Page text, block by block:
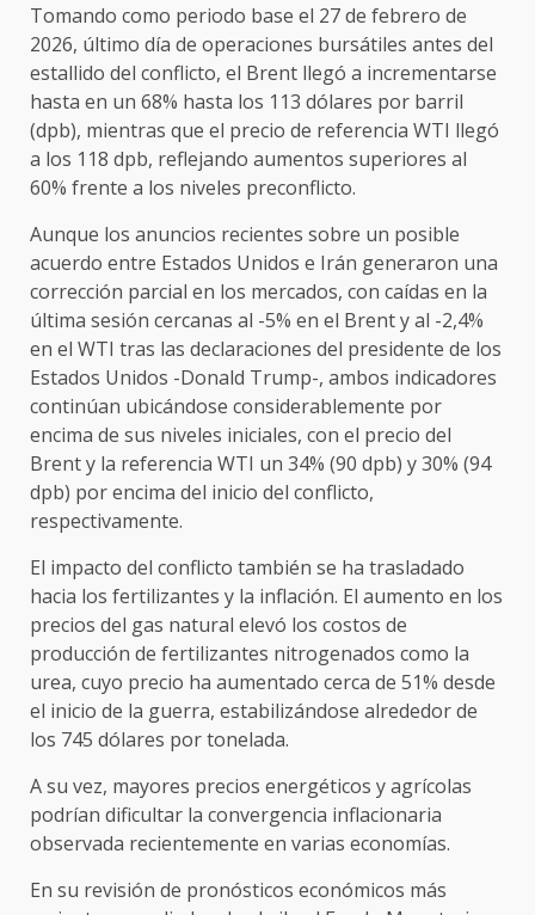
Tomando como periodo base el 27 de febrero de
2026, último día de operaciones bursátiles antes del
estallido del conflicto, el Brent llegó a incrementarse
hasta en un 68% hasta los 113 dólares por barril
(dpb), mientras que el precio de referencia WTI llegó
a los 118 dpb, reflejando aumentos superiores al
60% frente a los niveles preconflicto.
Aunque los anuncios recientes sobre un posible
acuerdo entre Estados Unidos e Irán generaron una
corrección parcial en los mercados, con caídas en la
última sesión cercanas al -5% en el Brent y al -2,4%
en el WTI tras las declaraciones del presidente de los
Estados Unidos -Donald Trump-, ambos indicadores
continúan ubicándose considerablemente por
encima de sus niveles iniciales, con el precio del
Brent y la referencia WTI un 34% (90 dpb) y 30% (94
dpb) por encima del inicio del conflicto,
respectivamente.
El impacto del conflicto también se ha trasladado
hacia los fertilizantes y la inflación. El aumento en los
precios del gas natural elevó los costos de
producción de fertilizantes nitrogenados como la
urea, cuyo precio ha aumentado cerca de 51% desde
el inicio de la guerra, estabilizándose alrededor de
los 745 dólares por tonelada.
A su vez, mayores precios energéticos y agrícolas
podrían dificultar la convergencia inflacionaria
observada recientemente en varias economías.
En su revisión de pronósticos económicos más